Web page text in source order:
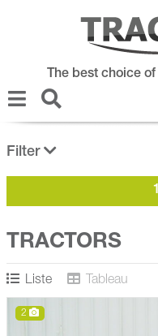
The best choice
Filter
TRACTORS
Liste Tableau
2